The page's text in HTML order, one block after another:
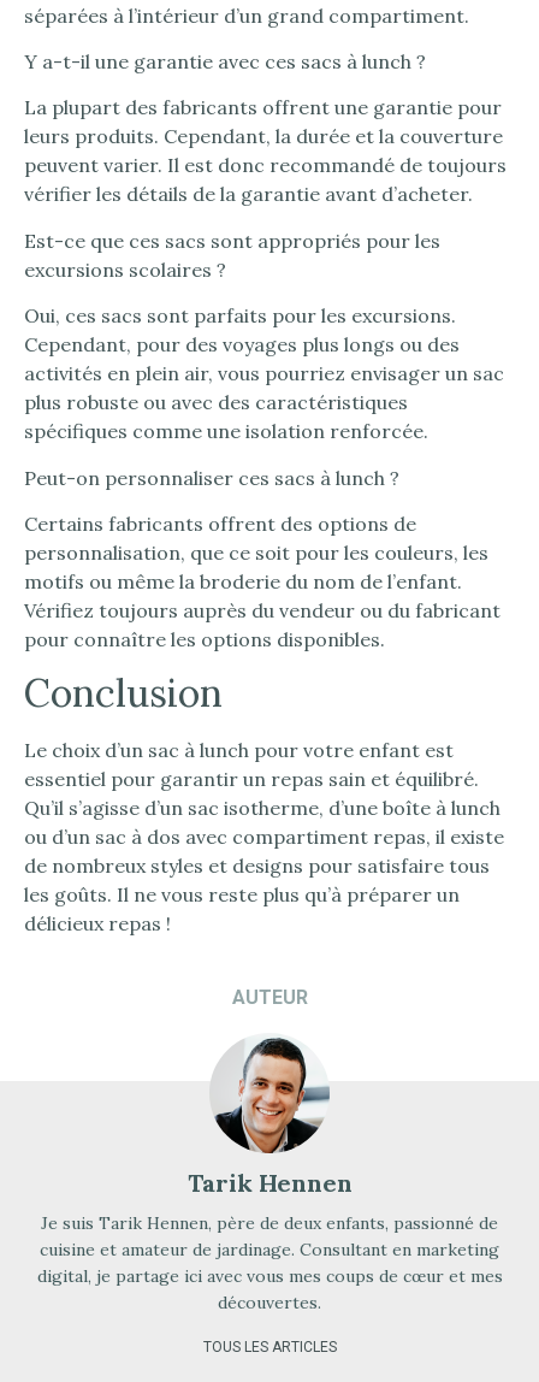
séparées à l’intérieur d’un grand compartiment.
Y a-t-il une garantie avec ces sacs à lunch ?
La plupart des fabricants offrent une garantie pour
leurs produits. Cependant, la durée et la couverture
peuvent varier. Il est donc recommandé de toujours
vérifier les détails de la garantie avant d’acheter.
Est-ce que ces sacs sont appropriés pour les
excursions scolaires ?
Oui, ces sacs sont parfaits pour les excursions.
Cependant, pour des voyages plus longs ou des
activités en plein air, vous pourriez envisager un sac
plus robuste ou avec des caractéristiques
spécifiques comme une isolation renforcée.
Peut-on personnaliser ces sacs à lunch ?
Certains fabricants offrent des options de
personnalisation, que ce soit pour les couleurs, les
motifs ou même la broderie du nom de l’enfant.
Vérifiez toujours auprès du vendeur ou du fabricant
pour connaître les options disponibles.
Conclusion
Le choix d’un sac à lunch pour votre enfant est
essentiel pour garantir un repas sain et équilibré.
Qu’il s’agisse d’un sac isotherme, d’une boîte à lunch
ou d’un sac à dos avec compartiment repas, il existe
de nombreux styles et designs pour satisfaire tous
les goûts. Il ne vous reste plus qu’à préparer un
délicieux repas !
AUTEUR
Tarik Hennen
Je suis Tarik Hennen, père de deux enfants, passionné de
cuisine et amateur de jardinage. Consultant en marketing
digital, je partage ici avec vous mes coups de cœur et mes
découvertes.
TOUS LES ARTICLES